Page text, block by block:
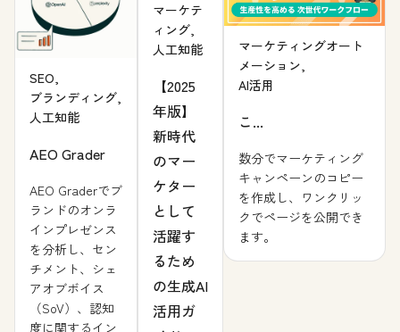
SEO,
ブランディング,
人工知能
AEO Grader
AEO Graderでブ
ランドのオンラ
インプレゼンス
を分析し、セン
チメント、シェ
アオブボイス
（SoV）、認知
度に関するイン
マーケテ
ィング,
人工知能
【2025
年版】
新時代
のマー
ケター
として
活躍す
るため
の生成AI
活用ガ
マーケティングオート
メーション,
AI活用
こ...
数分でマーケティング
キャンペーンのコピー
を作成し、ワンクリッ
クでページを公開でき
ます。